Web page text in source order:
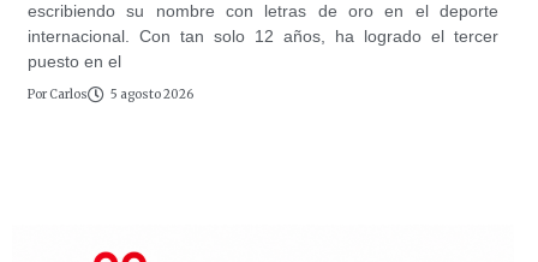
escribiendo su nombre con letras de oro en el deporte
internacional. Con tan solo 12 años, ha logrado el tercer
puesto en el
Por Carlos 5 agosto 2026